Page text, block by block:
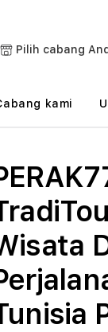
Pilih cabang
kami